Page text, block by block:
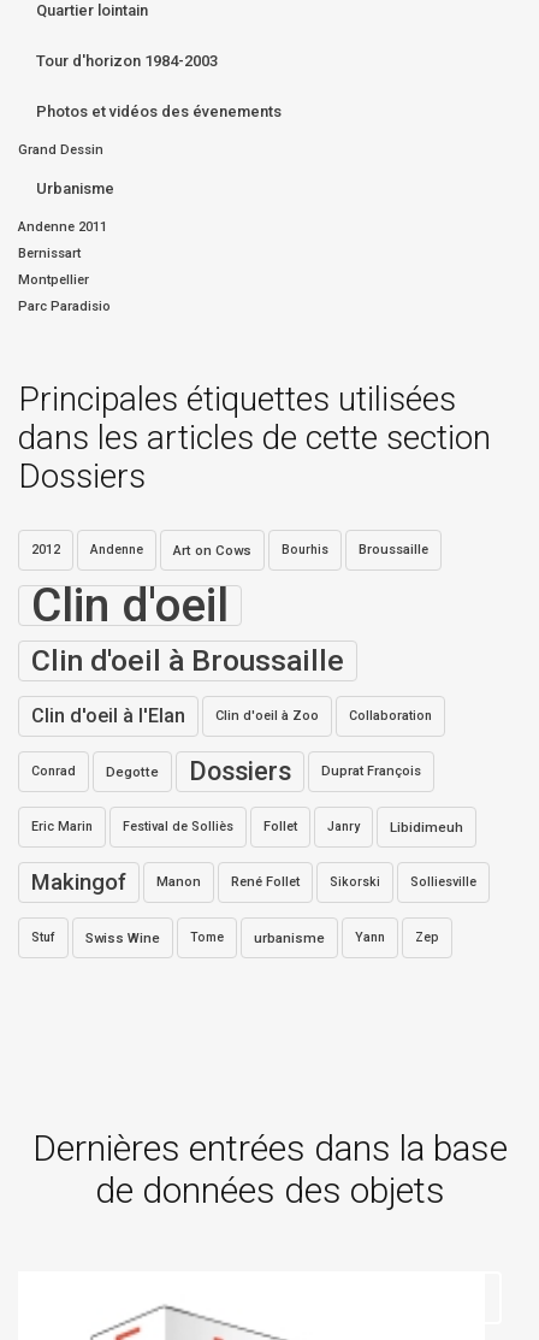
Quartier lointain
Tour d'horizon 1984-2003
Photos et vidéos des évenements
Grand Dessin
Urbanisme
Andenne 2011
Bernissart
Montpellier
Parc Paradisio
Principales étiquettes utilisées
dans les articles de cette section
Dossiers
2012 Andenne Art on Cows Bourhis Broussaille
Clin d'oeil
Clin d'oeil à Broussaille
Clin d'oeil à l'Elan Clin d'oeil à Zoo Collaboration
Conrad Degotte Dossiers Duprat François
Eric Marin Festival de Solliès Follet Janry Libidimeuh
Makingof Manon René Follet Sikorski Solliesville
Stuf Swiss Wine Tome urbanisme Yann Zep
Dernières entrées dans la base
de données des objets